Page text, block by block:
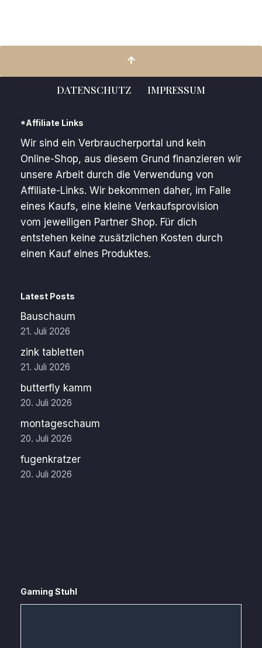
DATENSCHUTZ IMPRESSUM
*Affiliate Links
Wir sind ein Verbraucherportal und kein
Online-Shop, aus diesem Grund finanzieren wir
unsere Arbeit durch die Verwendung von
Affiliate-Links. Wir bekommen daher, im Falle
eines Kaufs, eine kleine Verkaufsprovision
vom jeweiligen Partner Shop. Für dich
entstehen keine zusätzlichen Kosten durch
einen Kauf eines Produktes.
Latest Posts
Bauschaum
21. Juli 2026
zink tabletten
21. Juli 2026
butterfly kamm
20. Juli 2026
montageschaum
20. Juli 2026
fugenkratzer
20. Juli 2026
Gaming Stuhl